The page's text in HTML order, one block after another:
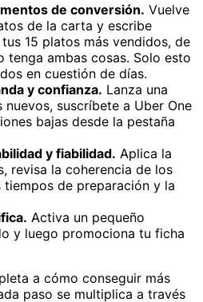
de conversión. Vuelve
de la carta y escribe
15 platos más vendidos, de
tenga ambas cosas. Solo esto
en cuestión de días.
y confianza. Lanza una
suscríbete a Uber One
bajas desde la pestaña
y fiabilidad. Aplica la
revisa la coherencia de los
de preparación y la
Activa un pequeño
y luego promociona tu ficha
a cómo conseguir más
paso se multiplica a través